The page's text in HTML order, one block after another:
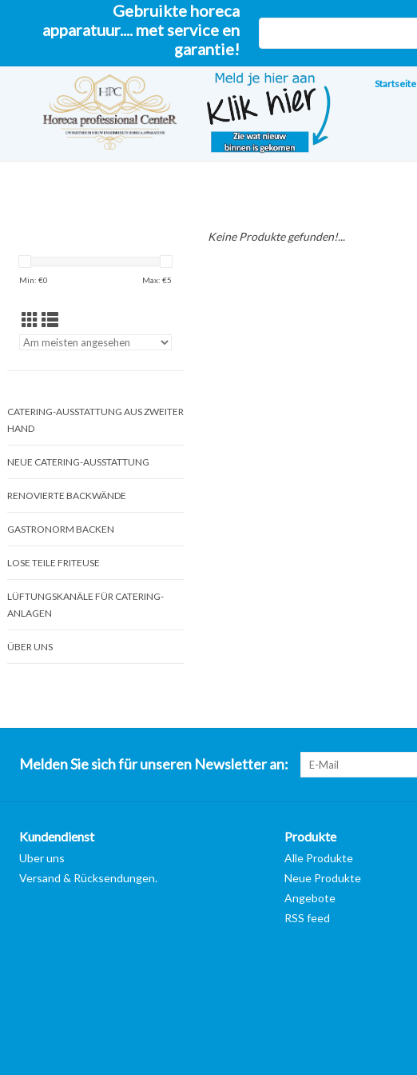
Gebruikte horeca
apparatuur.... met service en
garantie!
Startseite
Min: €0 Max: €5
CATERING-AUSSTATTUNG AUS ZWEITER
HAND
NEUE CATERING-AUSSTATTUNG
RENOVIERTE BACKWÄNDE
GASTRONORM BACKEN
LOSE TEILE FRITEUSE
LÜFTUNGSKANÄLE FÜR CATERING-
ANLAGEN
ÜBER UNS
Keine Produkte gefunden!...
Melden Sie sich für unseren Newsletter an:
Kundendienst
Uber uns
Versand & Rücksendungen.
Produkte
Alle Produkte
Neue Produkte
Angebote
RSS feed